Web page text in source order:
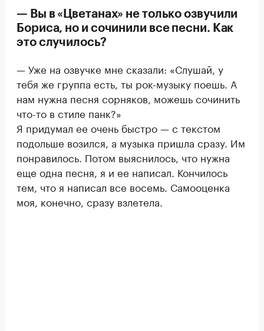
— Вы в «Цветанах» не только озвучили
Бориса, но и сочинили все песни. Как
это случилось?
— Уже на озвучке мне сказали: «Слушай, у
тебя же группа есть, ты рок-музыку поешь. А
нам нужна песня сорняков, можешь сочинить
что-то в стиле панк?»
Я придумал ее очень быстро — с текстом
подольше возился, а музыка пришла сразу. Им
понравилось. Потом выяснилось, что нужна
еще одна песня, я и ее написал. Кончилось
тем, что я написал все восемь. Самооценка
моя, конечно, сразу взлетела.